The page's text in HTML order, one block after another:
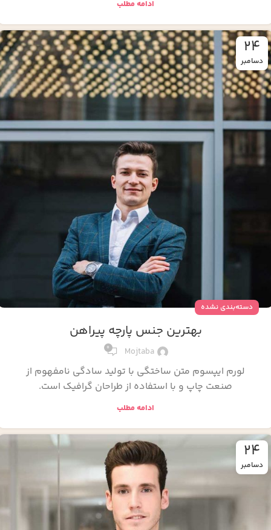
ادامه مطلب
24
دسامبر
دسته‌بندی نشده
بهترین جنس پارچه پیراهن
Mojtaba
0
لورم ایپسوم متن ساختگی با تولید سادگی نامفهوم از
صنعت چاپ و با استفاده از طراحان گرافیک است.
ادامه مطلب
24
دسامبر